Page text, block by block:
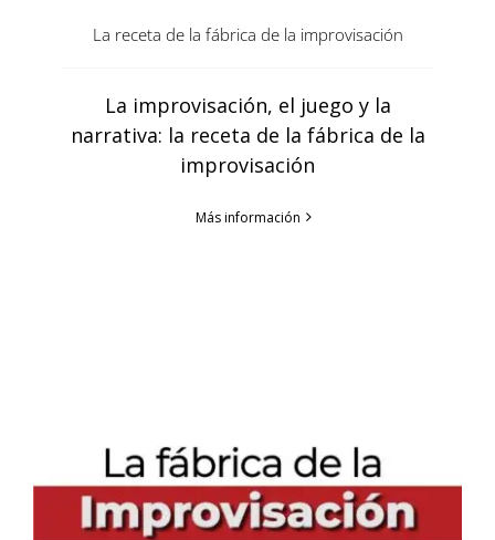
La receta de la fábrica de la improvisación
La improvisación, el juego y la
narrativa: la receta de la fábrica de la
improvisación
Más información